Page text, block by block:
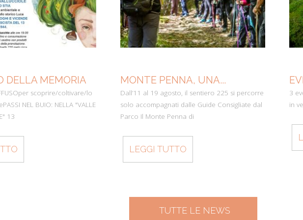
DELLA MEMORIA
scoprire/coltivare/lo
NEL BUIO: NELLA "VALLE
13
MONTE PENNA, UNA...
Dall’11 al 19 agosto, il sentiero 225 si percorre
solo accompagnati dalle Guide Consigliate dal
Parco Il Monte Penna di
LEGGI TUTTO
3
in
TUTTE LE NEWS